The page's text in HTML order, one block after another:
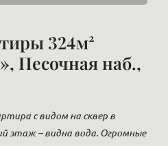
324м²
Песочная наб.,
с видом на сквер в
этаж – видна вода. Огромные